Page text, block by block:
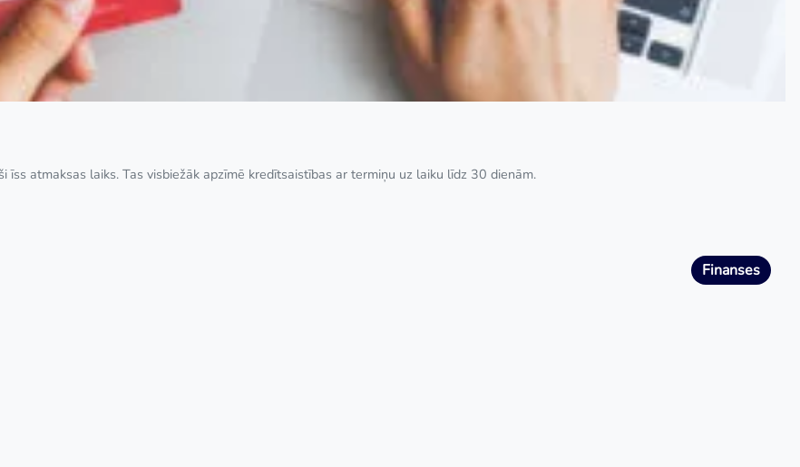
atmaksas laiks. Tas visbiežāk apzīmē kredītsaistības ar termiņu uz laiku līdz 30 dienām.
Finanses